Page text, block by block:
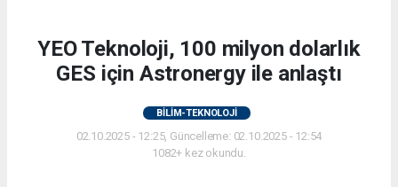
YEO Teknoloji, 100 milyon dolarlık
GES için Astronergy ile anlaştı
BİLİM-TEKNOLOJİ
02.10.2025 - 12:25, Güncelleme: 02.10.2025 - 12:54
1082+ kez okundu.